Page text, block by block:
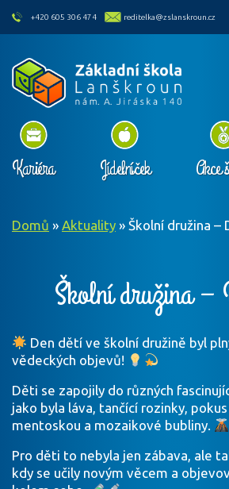
skip to main content
+420 605 306 474 reditelka@zslanskroun.cz
Kariéra Jídelníček Akce
Domů » Aktuality » Školní družina –
Školní družina –
Den dětí ve školní družině byl
vědeckých objevů!
Děti se zapojily do různých
jako byla láva, tančící rozinky,
mentoskou a mozaikové bubliny.
Pro děti to nebyla jen zábava, ale
kdy se učily novým věcem a